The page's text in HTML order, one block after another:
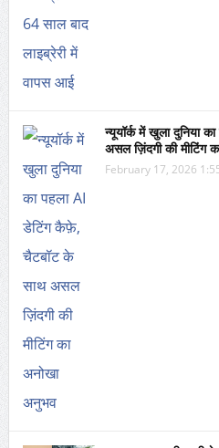
न्यूयॉर्क में खुला दुनिया
असल ज़िंदगी की मीटिंग
February 17, 2026